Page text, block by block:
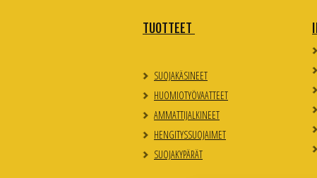
TUOTTEET
SUOJAKÄSINEET
HUOMIOTYÖVAATTEET
AMMATTIJALKINEET
HENGITYSSUOJAIMET
SUOJAKYPÄRÄT